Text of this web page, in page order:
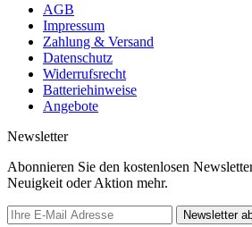
AGB
Impressum
Zahlung & Versand
Datenschutz
Widerrufsrecht
Batteriehinweise
Angebote
Newsletter
Abonnieren Sie den kostenlosen
Neuigkeit oder Aktion mehr.
Newsletter